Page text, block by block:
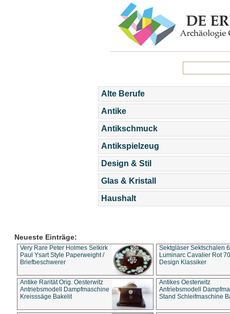
Alte Berufe
Antike
Antikschmuck
Antikspielzeug
Design & Stil
Glas & Kristall
Haushalt
Neueste Einträge:
Very Rare Peter Holmes Selkirk
Paul Ysart Style Paperweight /
Briefbeschwerer
Sektgläser Sektschalen
Luminarc Cavalier Rot
Design Klassiker
Antike Rarität Orig. Oesterwitz
Antriebsmodell Dampfmaschine
Kreisssäge Bakelit
Antikes Oesterwitz
Antriebsmodell
Stand Schleifmaschine